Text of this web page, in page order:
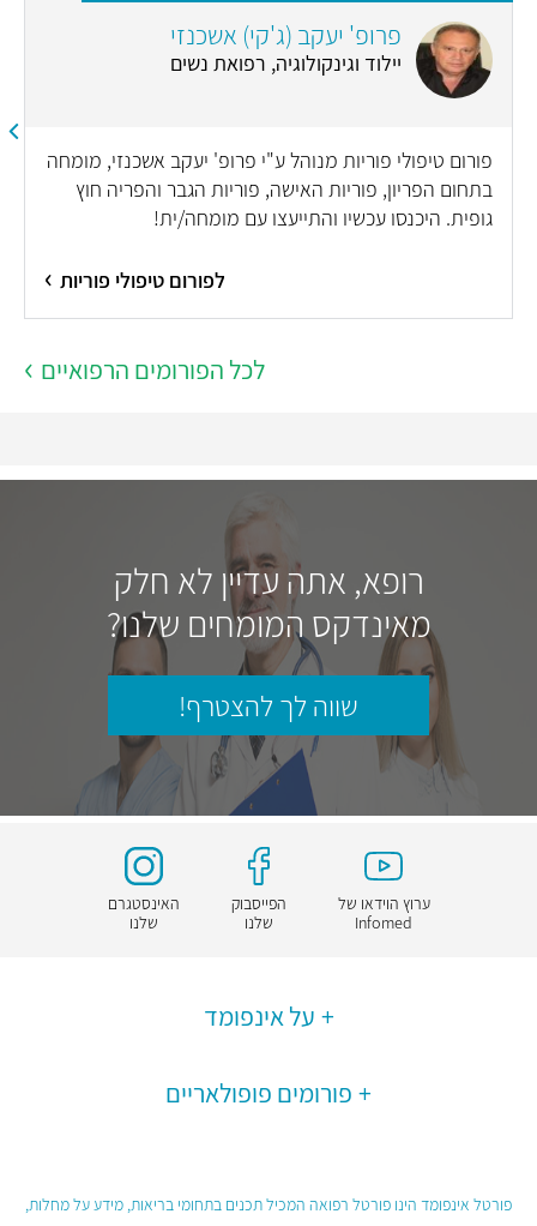
פרופ' יעקב (ג'קי) אשכנזי
יילוד וגינקולוגיה, רפואת נשים
פורום טיפולי פוריות מנוהל ע"י פרופ' יעקב אשכנזי, מומחה
בתחום הפריון, פוריות האישה, פוריות הגבר והפריה חוץ
גופית. היכנסו עכשיו והתייעצו עם מומחה/ית!
לפורום טיפולי פוריות
לכל הפורומים הרפואיים
רופא, אתה עדיין לא חלק
מאינדקס המומחים שלנו?
שווה לך להצטרף!
ערוץ הוידאו של
Infomed
הפייסבוק
שלנו
האינסטגרם
שלנו
על אינפומד
פורומים פופולאריים
פורטל אינפומד הינו פורטל רפואה המכיל תכנים בתחומי בריאות, מידע על מחלות,